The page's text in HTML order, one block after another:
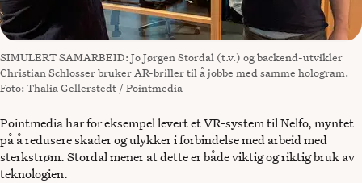
SIMULERT SAMARBEID: Jo Jørgen Stordal (t.v.) og backend-utvikler
Christian Schlosser bruker AR-briller til å jobbe med samme hologram.
Foto: Thalia Gellerstedt / Pointmedia
Pointmedia har for eksempel levert et VR-system til Nelfo, myntet
på å redusere skader og ulykker i forbindelse med arbeid med
sterkstrøm. Stordal mener at dette er både viktig og riktig bruk av
teknologien.